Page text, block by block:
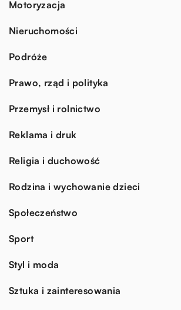
Motoryzacja
Nieruchomości
Podróże
Prawo, rząd i polityka
Przemysł i rolnictwo
Reklama i druk
Religia i duchowość
Rodzina i wychowanie dzieci
Społeczeństwo
Sport
Styl i moda
Sztuka i zainteresowania